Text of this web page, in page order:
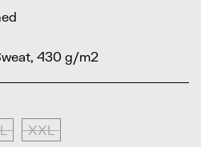
430 g/m2
XXL